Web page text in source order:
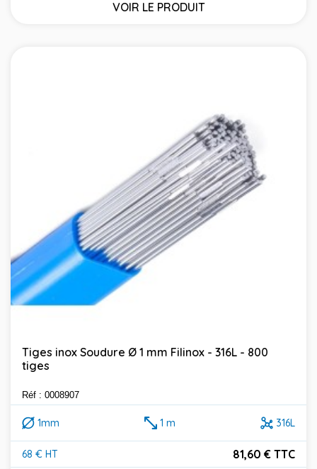
VOIR LE PRODUIT
Tiges inox Soudure Ø 1 mm Filinox - 316L - 800
tiges
Réf : 0008907
1mm 1 m 316L
68 € HT
Prix
81,60 € TTC